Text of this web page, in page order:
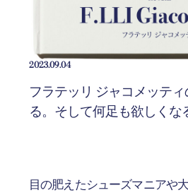
2023.09.04
フラテッリ ジャコメッテ
る。そして何足も欲しくな
目の肥えたシューズマニアや